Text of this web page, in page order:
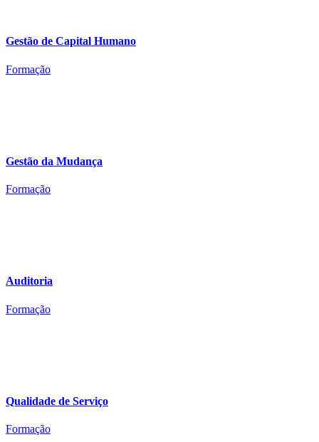
Gestão de Capital Humano
Formação
Gestão da Mudança
Formação
Auditoria
Formação
Qualidade de Serviço
Formação